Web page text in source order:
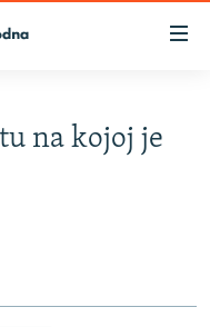
na kojoj je